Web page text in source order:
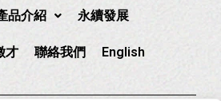
品介紹 永續發展
才 聯絡我們 English